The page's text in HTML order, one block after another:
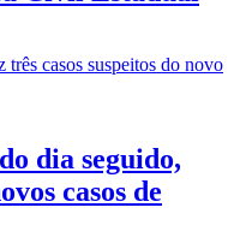
dia seguido,
casos de